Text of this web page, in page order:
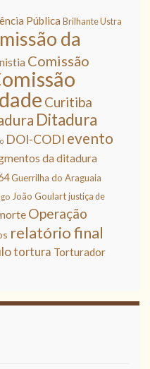
Pública Brilhante Ustra
da
Comissão
Curitiba
Ditadura
DOI-CODI evento
da ditadura
Guerrilha do Araguaia
João Goulart justiça de
Operação
relatório final
tortura Torturador